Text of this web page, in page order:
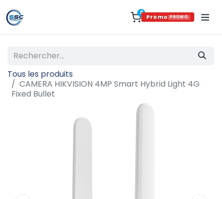
0
Promo PROMO
Tous les produits
CAMERA HIKVISION 4MP Smart Hybrid Light 4G
Fixed Bullet